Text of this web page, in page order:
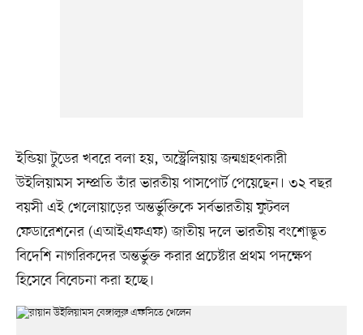
ইন্ডিয়া টুডের খবরে বলা হয়, অস্ট্রেলিয়ায় জন্মগ্রহণকারী
উইলিয়ামস সম্প্রতি তাঁর ভারতীয় পাসপোর্ট পেয়েছেন। ৩২ বছর
বয়সী এই খেলোয়াড়ের অন্তর্ভুক্তিকে সর্বভারতীয় ফুটবল
ফেডারেশনের (এআইএফএফ) জাতীয় দলে ভারতীয় বংশোদ্ভূত
বিদেশি নাগরিকদের অন্তর্ভুক্ত করার প্রচেষ্টার প্রথম পদক্ষেপ
হিসেবে বিবেচনা করা হচ্ছে।